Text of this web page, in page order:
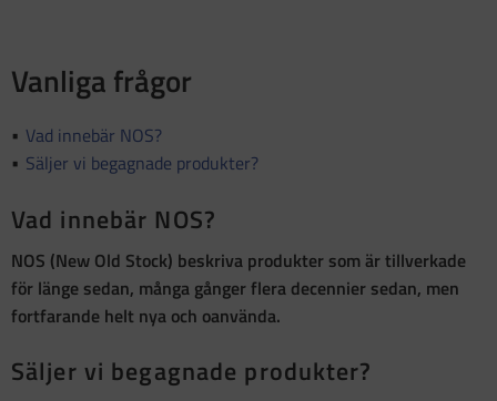
Vanliga frågor
Vad innebär NOS?
Säljer vi begagnade produkter?
Vad innebär NOS?
NOS (New Old Stock) beskriva produkter som ärtillverkade
för länge sedan, många gånger flera decennier sedan, men
fortfarande helt nya och oanvända.
Säljer vi begagnade produkter?